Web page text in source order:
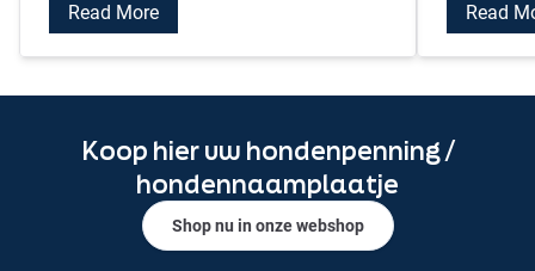
Read More Read
Koop hier uw hondenpenning /
hondennaamplaatje
Shop nu in onze webshop